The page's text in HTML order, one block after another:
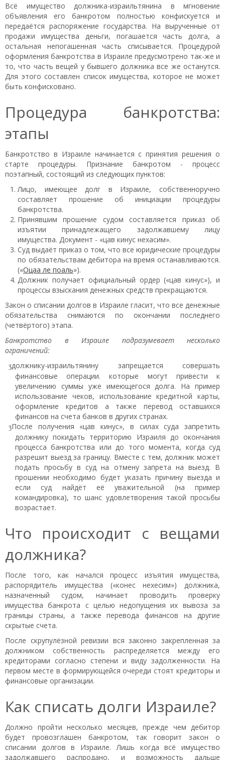
Всё имущество должника-израильтянина в мгновение
объявления его банкротом полностью конфискуется и
передаётся распоряжение государства. На вырученные от
продажи имущества деньги, погашается часть долга, а
остальная непогашенная часть списывается. Процедурой
оформления банкротства в Израиле предусмотрено так-же и
то, что часть вещей у бывшего должника все же останутся.
Для этого составлен список имущества, которое не может
быть конфисковано.
Процедура банкротства:
этапы
Банкротство в Израиле начинается с принятия решения о
старте процедуры. Признание банкротом - процесс
поэтапный, состоящий из следующих пунктов:
Лицо, имеющее долг в Израиле, собственноручно
составляет прошение об инициации процедуры
банкротства.
Принявшим прошение судом составляется приказ об
изъятии принадлежащего задолжавшему лицу
имущества. Документ - «цав кинус нехасим».
Суд выдаёт приказ о том, что все юридические процедуры
по обязательствам дебитора на время останавливаются.
(«Оцаа ле поаль»).
Должник получает официальный ордер («цав кинус»), и
процессы взыскания денежных средств прекращаются.
Закон о списании долгов в Израиле гласит, что все денежные
обязательства снимаются по окончании последнего
(четвёртого) этапа.
Банкротство в Израиле подразумевает несколько
ограничений:
должнику-израильтянину запрещается совершать
финансовые операции. которые могут привести к
увеличению суммы уже имеющегося долга. На пример
использование чеков, использование кредитной карты,
оформление кредитов а также перевод оставшихся
финансов на счета банков в других странах.
После получения «цав кинус», в силах суда запретить
должнику покидать территорию Израиля до окончания
процесса банкротства или до того момента, когда суд
разрешит выезд за границу. Вместе с тем, должник может
подать просьбу в суд на отмену запрета на выезд. В
прошении необходимо будет указать причину выезда и
если суд найдёт её уважительной (на пример
командировка), то шанс удовлетворения такой просьбы
возрастает.
Что происходит с вещами
должника?
После того, как начался процесс изъятия имущества,
распорядитель имущества («конес нехесим») должника,
назначенный судом, начинает проводить проверку
имущества банкрота с целью недопущения их вывоза за
границы страны, а также перевода финансов на другие
скрытые счета.
После скрупулёзной ревизии вся законно закрепленная за
должником собственность распределяется между его
кредиторами согласно степени и виду задолженности. На
первом месте в формирующейся очереди стоят кредиторы и
финансовые организации.
Как списать долги Израиле?
Должно пройти несколько месяцев, прежде чем дебитор
будет провозглашен банкротом, так говорит закон о
списании долгов в Израиле. Лишь когда всё имущество
задолжавшего распродано, и возможность дальше